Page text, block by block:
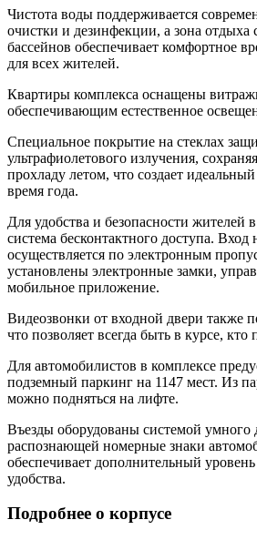
Чистота воды поддерживается
очистки и дезинфекции, а зона отдыха
бассейнов обеспечивает комфортное
для всех жителей.
Квартиры комплекса оснащены
обеспечивающим естественное
Специальное покрытие на стеклах
ультрафиолетового излучения,
прохладу летом, что создает
время года.
Для удобства и безопасности жителей
система бесконтактного доступа.
осуществляется по электронным
установлены электронные замки,
мобильное приложение.
Видеозвонки от входной двери также
что позволяет всегда быть в курсе,
Для автомобилистов в комплексе
подземный паркинг на 1147 мест. Из
можно подняться на лифте.
Въезды оборудованы системой умного
распознающей номерные знаки
обеспечивает дополнительный
удобства.
Подробнее о корпусе